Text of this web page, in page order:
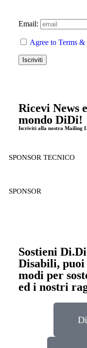
Ricevi News
mondo DiDi!
Iscriviti alla nostra Mailing
Email:
Agree to Terms &
SPONSOR TECNICO
SPONSOR
Sostieni
Disabili,
modi per
ed i nostri